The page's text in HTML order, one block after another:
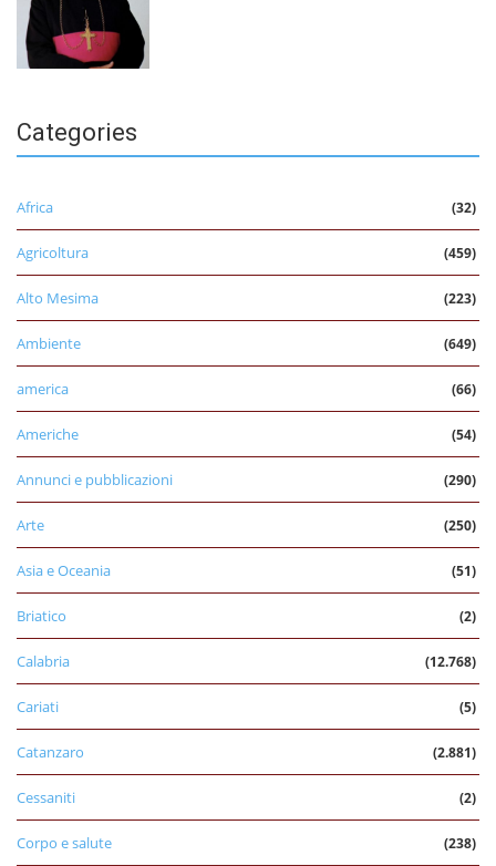
Categories
Africa (32)
Agricoltura (459)
Alto Mesima (223)
Ambiente (649)
america (66)
Americhe (54)
Annunci e pubblicazioni (290)
Arte (250)
Asia e Oceania (51)
Briatico (2)
Calabria (12.768)
Cariati (5)
Catanzaro (2.881)
Cessaniti (2)
Corpo e salute (238)